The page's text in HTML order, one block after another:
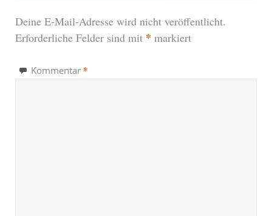
Deine E-Mail-Adresse wird nicht veröffentlicht.
Erforderliche Felder sind mit * markiert
Kommentar *